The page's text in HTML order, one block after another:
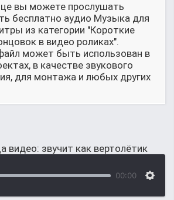
вы можете прослушать
бесплатно аудио Музыка для
из категории "Короткие
в видео роликах".
может быть использован в
в качестве звукового
для монтажа и любых других
видео: звучит как вертолётик
00:00